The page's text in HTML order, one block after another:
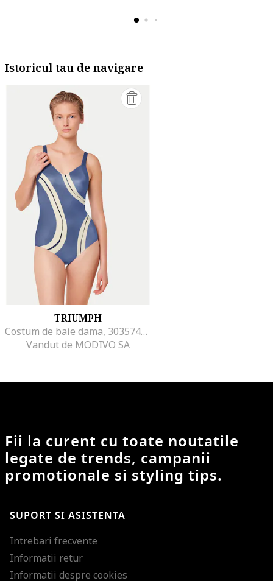
Istoricul tau de navigare
TRIUMPH
Costum de baie dama, 303574390, Poliamida/Elastan, Albastru, Albastru
Vandut de MODIVO SA
Fii la curent cu toate noutatile
legate de trends, campanii
promotionale si styling tips.
SUPORT SI ASISTENTA
Intrebari frecvente
Informatii retur
Informatii despre cookies